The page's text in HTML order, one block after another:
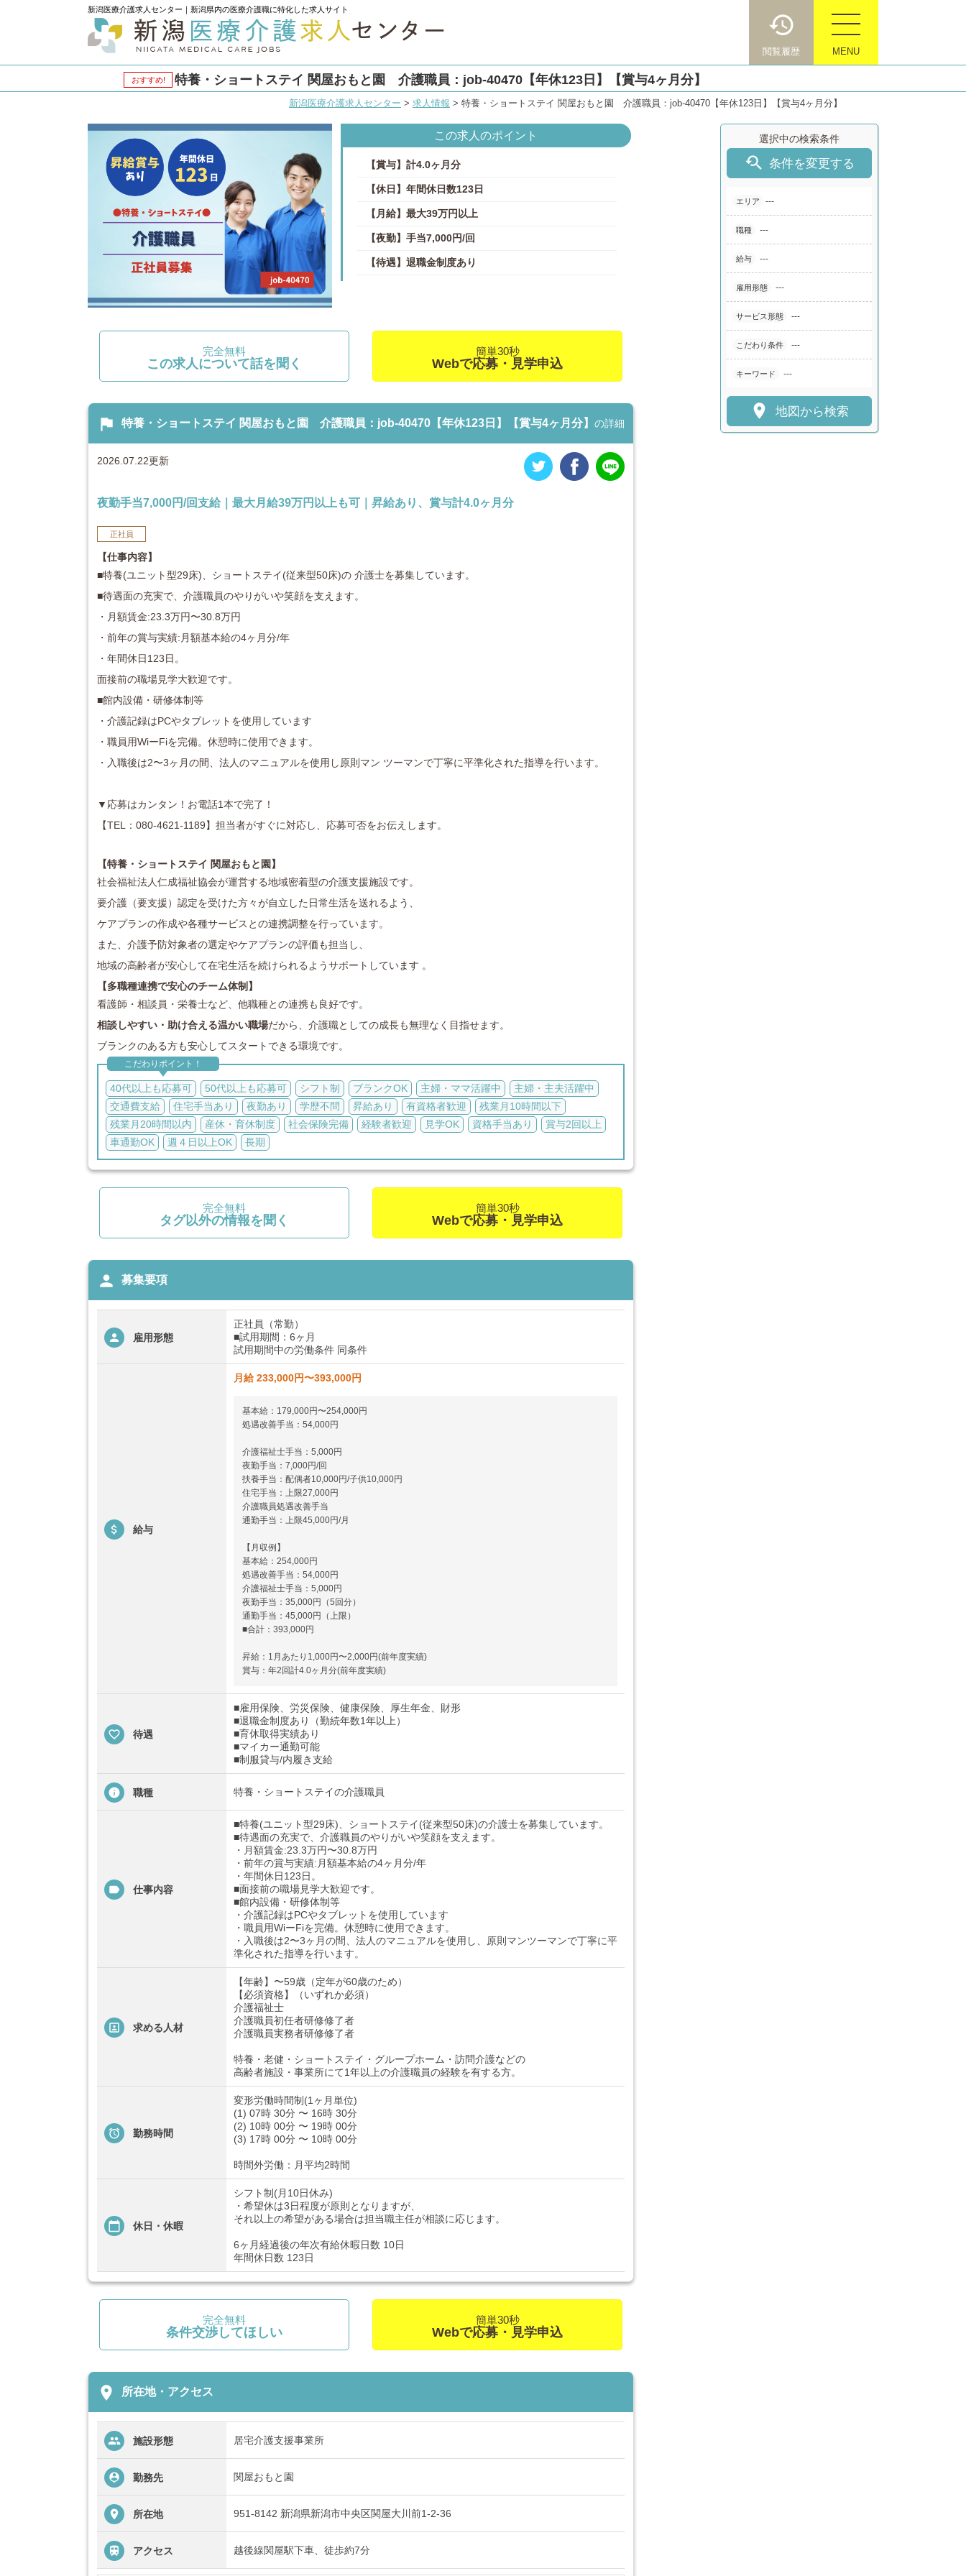
新潟医療介護求人センター｜新潟県内の医療介護職に特化した求人サイト
MENU
閲覧履歴
おすすめ! 特養・ショートステイ 関屋おもと園 介護職員：job-40470【年休123日】【賞与4ヶ月分】
新潟医療介護求人センター > 求人情報 > 特養・ショートステイ 関屋おもと園 介護職員：job-40470【年休123日】【賞与4ヶ月分】
選択中の検索条件
 条件を変更する
エリア ---
職種 ---
給与 ---
雇用形態 ---
サービス形態 ---
こだわり条件 ---
キーワード ---
 地図から検索
この求人のポイント
【賞与】計4.0ヶ月分
【休日】年間休日数123日
【月給】最大39万円以上
【夜勤】手当7,000円/回
【待遇】退職金制度あり
完全無料
この求人について話を聞く
簡単30秒
Webで応募・見学申込
flag 特養・ショートステイ 関屋おもと園 介護職員：job-40470【年休123日】【賞与4ヶ月分】 の詳細
2026.07.22更新
夜勤手当7,000円/回支給｜最大月給39万円以上も可｜昇給あり、賞与計4.0ヶ月分
正社員
【仕事内容】
■特養(ユニット型29床)、ショートステイ(従来型50床)の 介護士を募集しています。
■待遇面の充実で、介護職員のやりがいや笑顔を支えます。
・月額賃金:23.3万円〜30.8万円
・前年の賞与実績:月額基本給の4ヶ月分/年
・年間休日123日。
面接前の職場見学大歓迎です。
■館内設備・研修体制等
・介護記録はPCやタブレットを使用しています
・職員用WiーFiを完備。休憩時に使用できます。
・入職後は2〜3ヶ月の間、法人のマニュアルを使用し原則マン ツーマンで丁寧に平準化された指導を行います。
▼応募はカンタン！お電話1本で完了！
【TEL：080-4621-1189】担当者がすぐに対応し、応募可否をお伝えします。
【特養・ショートステイ 関屋おもと園 】
社会福祉法人仁成福祉協会が運営する地域密着型の介護支援施設です。
要介護（要支援）認定を受けた方々が自立した日常生活を送れるよう、
ケアプランの作成や各種サービスとの連携調整を行っています。
また、介護予防対象者の選定やケアプランの評価も担当し、
地域の高齢者が安心して在宅生活を続けられるようサポートしています 。
【多職種連携で安心のチーム体制】
看護師・相談員・栄養士など、他職種との連携も良好です。
相談しやすい・助け合える温かい職場だから、介護職としての成長も無理なく目指せます。
ブランクのある方も安心してスタートできる環境です。
こだわりポイント！
40代以上も応募可 50代以上も応募可 シフト制 ブランクOK 主婦・ママ活躍中
主婦・主夫活躍中
交通費支給
住宅手当あり 夜勤あり 学歴不問 昇給あり 有資格者歓迎
残業月10時間以下
残業月20時間以内
産休・育休制度 社会保険完備 経験者歓迎 見学OK 資格手当あり
賞与2回以上
車通勤OK
週４日以上OK 長期
完全無料
タグ以外の情報を聞く
簡単30秒
Webで応募・見学申込
person 募集要項
雇用形態
正社員（常勤）
■試用期間：6ヶ月
試用期間中の労働条件 同条件
給与
月給 233,000円〜393,000円
基本給：179,000円〜254,000円
処遇改善手当：54,000円
介護福祉士手当：5,000円
夜勤手当：7,000円/回
扶養手当：配偶者10,000円/子供10,000円
住宅手当：上限27,000円
介護職員処遇改善手当
通勤手当：上限45,000円/月
【月収例】
基本給：254,000円
処遇改善手当：54,000円
介護福祉士手当：5,000円
夜勤手当：35,000円（5回分）
通勤手当：45,000円（上限）
■合計：393,000円
昇給：1月あたり1,000円〜2,000円(前年度実績)
賞与：年2回計4.0ヶ月分(前年度実績)
待遇
■雇用保険、労災保険、健康保険、厚生年金、財形
■退職金制度あり（勤続年数1年以上）
■育休取得実績あり
■マイカー通勤可能
■制服貸与/内履き支給
職種 特養・ショートステイの介護職員
仕事内容
■特養(ユニット型29床)、ショートステイ(従来型50床)の介護士を募集しています。
■待遇面の充実で、介護職員のやりがいや笑顔を支えます。
・月額賃金:23.3万円〜30.8万円
・前年の賞与実績:月額基本給の4ヶ月分/年
・年間休日123日。
■面接前の職場見学大歓迎です。
■館内設備・研修体制等
・介護記録はPCやタブレットを使用しています
・職員用WiーFiを完備。休憩時に使用できます。
・入職後は2〜3ヶ月の間、法人のマニュアルを使用し、原則マンツーマンで丁寧に平
準化された指導を行います。
求める人材
【年齢】〜59歳（定年が60歳のため）
【必須資格】（いずれか必須）
介護福祉士
介護職員初任者研修修了者
介護職員実務者研修修了者
特養・老健・ショートステイ・グループホーム・訪問介護などの
高齢者施設・事業所にて1年以上の介護職員の経験を有する方。
勤務時間
変形労働時間制(1ヶ月単位)
(1) 07時 30分 〜 16時 30分
(2) 10時 00分 〜 19時 00分
(3) 17時 00分 〜 10時 00分
時間外労働：月平均2時間
休日・休暇
シフト制(月10日休み)
・希望休は3日程度が原則となりますが、
それ以上の希望がある場合は担当職主任が相談に応じます。
6ヶ月経過後の年次有給休暇日数 10日
年間休日数 123日
完全無料
条件交渉してほしい
簡単30秒
Webで応募・見学申込
place 所在地・アクセス
施設形態 居宅介護支援事業所
勤務先 関屋おもと園
所在地 951-8142 新潟県新潟市中央区関屋大川前1-2-36
アクセス 越後線関屋駅下車、徒歩約7分